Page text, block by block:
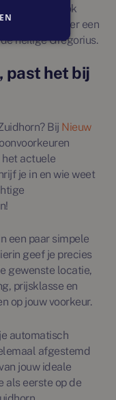
ook
Waaronder een
heilige Gregorius.
past het bij
Bij Nieuw
het actuele
je in en wie weet
een paar simpele
geef je precies
gewenste locatie,
prijsklasse en
op jouw voorkeur.
automatisch
afgestemd
jouw ideale
als eerste op de